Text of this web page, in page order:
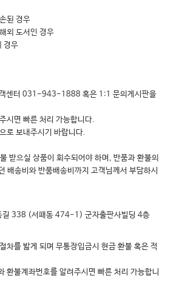
된 경우
외 도서인 경우
경우
센터 031-943-1888 혹은 1:1 문의게시판을
시면 빠른 처리 가능합니다.
로 보내주시기 바랍니다.
받으실 상품이 회수되어야 하며, 반품과 환불의
배송비와 반품배송비까지 고객님께서 부담하시
길 338 (서패동 474-1) 군자출판사빌딩 4층
차를 밟게 되며 무통장입금시 현금 환불 혹은 적
환불계좌번호를 알려주시면 빠른 처리 가능합니